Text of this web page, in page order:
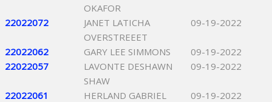
OKAFOR
22022072
JANET LATICHA
OVERSTREEET
09-19-2022
22022062 GARY LEE SIMMONS
09-19-2022
22022057
LAVONTE DESHAWN
SHAW
09-19-2022
22022061
HERLAND GABRIEL
09-19-2022